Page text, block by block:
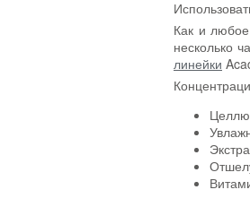
Как и
несколько
линейки